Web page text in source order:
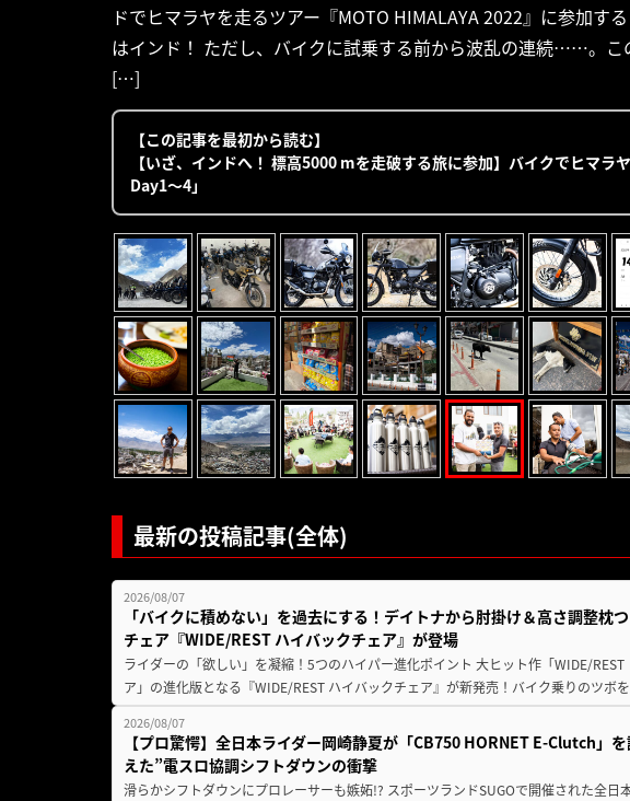
ドでヒマラヤを走るツアー『MOTO HIMALAYA 2022』に参加す
はインド！ ただし、バイクに試乗する前から波乱の連続……。こ
[…]
【この記事を最初から読む】
【いざ、インドへ！ 標高5000 mを走破する旅に参加】バイクでヒマ
Day1〜4」
最新の投稿記事(全体)
2026/08/07
「バイクに積めない」を過去にする！デイトナから肘掛け＆高さ調整枕
チェア『WIDE/REST ハイバックチェア』が登場
ライダーの「欲しい」を凝縮！5つのハイパー進化ポイント 大ヒット作「WIDE/REST
ア」の進化版となる『WIDE/REST ハイバックチェア』が新発売！バイク乗りのツボ
2026/08/07
【プロ驚愕】全日本ライダー岡崎静夏が「CB750 HORNET E-Clutch」
えた”電スロ協調シフトダウンの衝撃
滑らかシフトダウンにプロレーサーも嫉妬!? スポーツランドSUGOで開催された全日